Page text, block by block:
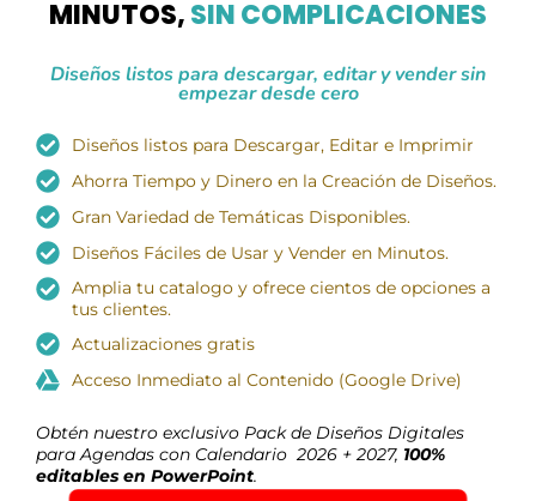
MINUTOS,SIN COMPLICACIONES
Diseños listos para descargar, editar y vender sin
empezar desde cero
Diseños listos para Descargar, Editar e Imprimir
Ahorra Tiempo y Dinero en la Creación de Diseños.
Gran Variedad de Temáticas Disponibles.
Diseños Fáciles de Usar y Vender en Minutos.
Amplia tu catalogo y ofrece cientos de opciones a
tus clientes.
Actualizaciones gratis
Acceso Inmediato al Contenido (Google Drive)
Obtén nuestro exclusivo Pack de Diseños Digitales
para Agendas con Calendario 2026 + 2027, 100%
editables en PowerPoint.